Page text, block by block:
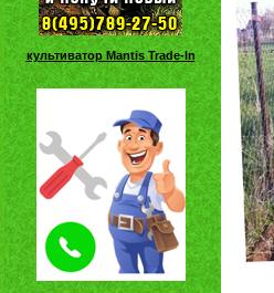
культиватор Mantis Trade-In